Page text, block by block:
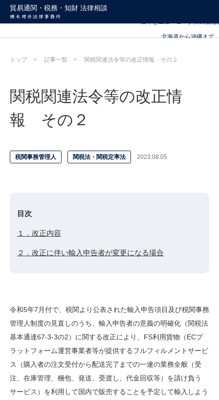
貿易通関・税務・知財 法律相談
トップ 記事一覧 関税関連法令等の改正情報 その２
関税関連法令等の改正情
報 その２
税関事務管理人 関税法・関税定率法 2023.08.05
目次
１．改正内容
２．改正に伴い輸入申告者が変更になる場合
令和5年7 月付で、税関より公表された輸入申告項目及び税関事務
管理人制度の見直しのうち、輸入申告者の意義の明確化（関税法
基本通達67‐3‐3の2）に関する改正により、 FS利用貨物（ECプ
ラットフォーム運営事業者等が提供するフルフィルメントサービ
ス（購入者の注文受付から配送完了までの一連の業務全般（受
注、在庫管理、梱包、発送、受渡し、代金回収等）を請け負う
サービス）を利用して国内で販売することを予定して輸入しよう